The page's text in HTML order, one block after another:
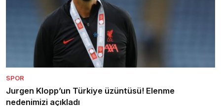
SPOR
Jurgen Klopp’un Türkiye üzüntüsü! Elenme
nedenimizi açıkladı